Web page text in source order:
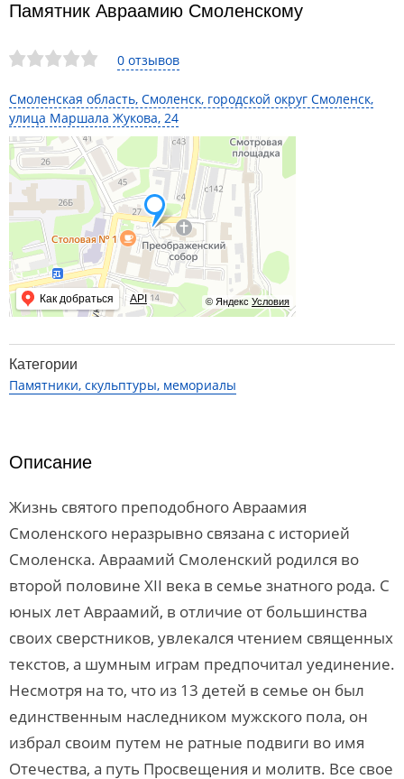
0 отзывов
Смоленская область, Смоленск, городской округ Смоленск,
улица Маршала Жукова, 24
© Яндекс Условия
Как добраться API
Памятник Авраамию Смоленскому
Категории
Памятники, скульптуры, мемориалы
Описание
Жизнь святого преподобного Авраамия
Смоленского неразрывно связана с историей
Смоленска. Авраамий Смоленский родился во
второй половине XII века в семье знатного рода. С
юных лет Авраамий, в отличие от большинства
своих сверстников, увлекался чтением священных
текстов, а шумным играм предпочитал уединение.
Несмотря на то, что из 13 детей в семье он был
единственным наследником мужского пола, он
избрал своим путем не ратные подвиги во имя
Отечества, а путь Просвещения и молитв. Все свое